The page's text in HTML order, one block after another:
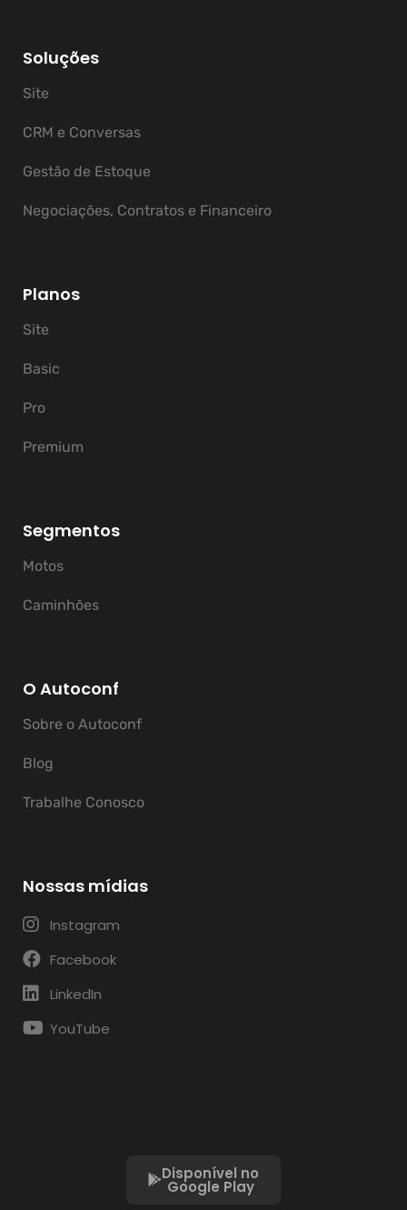
Soluções
Site
CRM e Conversas
Gestão de Estoque
Negociações, Contratos e Financeiro
Planos
Site
Basic
Pro
Premium
Segmentos
Motos
Caminhões
O Autoconf
Sobre o Autoconf
Blog
Trabalhe Conosco
Nossas mídias
Instagram
Facebook
LinkedIn
YouTube
Disponível no
Google Play